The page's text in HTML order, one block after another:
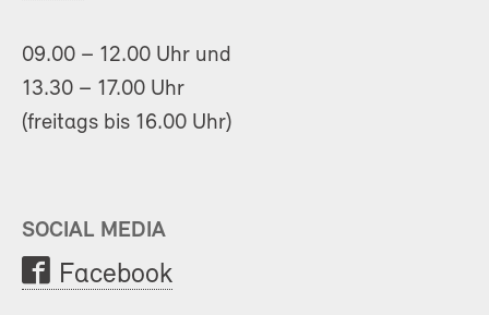
09.00 – 12.00 Uhr und
13.30 – 17.00 Uhr
(freitags bis 16.00 Uhr)
SOCIAL MEDIA
Facebook